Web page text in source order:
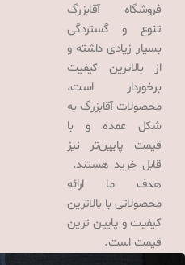
فروشگاه آقابزرگ
تنوع و گستردگی
بسیار زیادی داشته و
از بالاترین کیفیت
برخوردار است،
محصولات آقابزرگ به
شکل عمده و با
قیمت پایین‌تر نیز
قابل خرید هستند.
هدف ما ارائه
محصولاتی با بالاترین
کیفیت و پایین ترین
قیمت است.